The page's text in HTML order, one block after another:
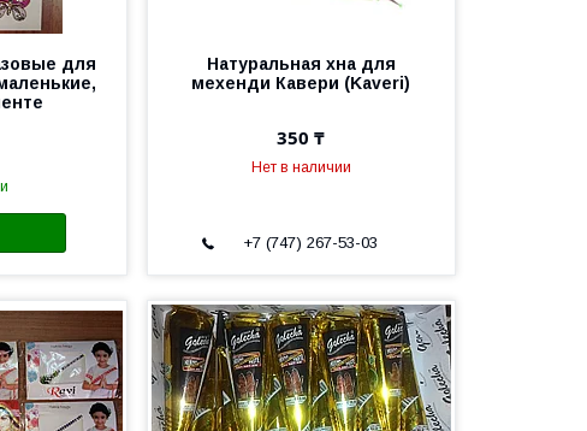
для
Натуральная хна для
мехенди Кавери (Kaveri)
350 ₸
Нет в наличии
+7 (747) 267-53-03